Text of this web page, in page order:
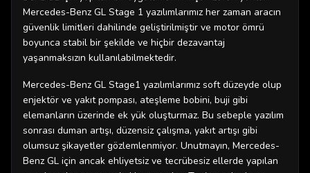
Mercedes-Benz GL Stage 1 yazılımlarımız her zaman aracın
güvenlik limitleri dahilinde geliştirilmiştir ve motor ömrü
boyunca stabil bir şekilde ve hiçbir dezavantaj
yaşanmaksızın kullanılabilmektedir.
Mercedes-Benz GL Stage1 yazılımlarımız soft düzeyde olup
enjektör ve yakıt pompası, ateşleme bobini, buji gibi
elemanların üzerinde ek yük oluşturmaz. Bu sebeple yazılım
sonrası duman artışı, düzensiz çalışma, yakıt artışı gibi
olumsuz şikayetler gözlemlenmiyor. Unutmayın, Mercedes-
Benz GL için ancak ehliyetsiz ve tecrübesiz ellerde yapılan